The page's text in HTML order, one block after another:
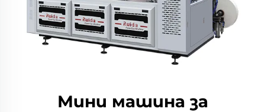
Мини машина за